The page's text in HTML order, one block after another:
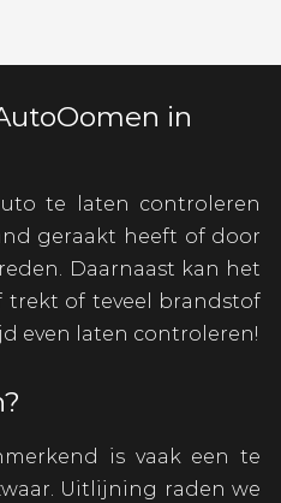
in
te laten controleren
geraakt heeft of door
Daarnaast kan het
trekt of teveel brandstof
even laten controleren!
is vaak een te
Uitlijning raden we